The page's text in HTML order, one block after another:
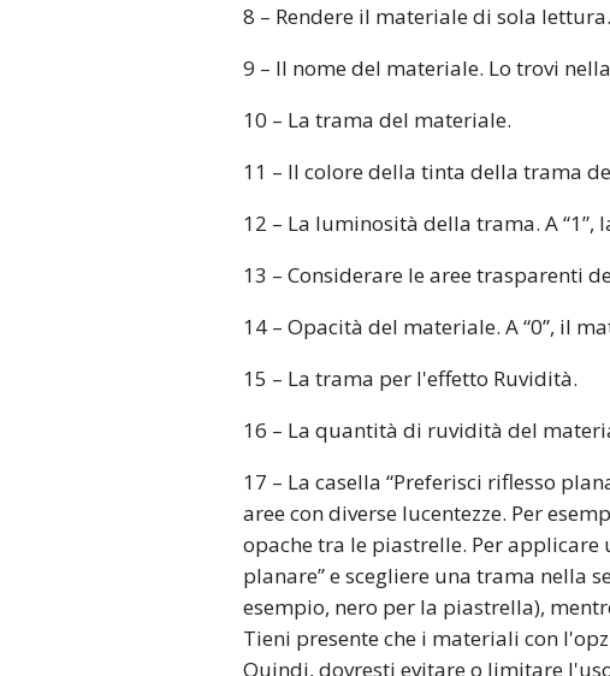
8 – Rendere il materiale di sola
9 – Il nome del materiale. Lo trovi nella
10 – La trama del materiale.
11 – Il colore della tinta della trama
12 – La luminosità della trama. A “1”,
13 – Considerare le aree trasparenti
14 – Opacità del materiale. A “0”, il
15 – La trama per l'effetto Ruvidità.
16 – La quantità di ruvidità del
17 – La casella “Preferisci riflesso
aree con diverse lucentezze. Per
opache tra le piastrelle. Per applicare
planare” e scegliere una trama nella
esempio, nero per la piastrella),
Tieni presente che i materiali con
Quindi, dovresti evitare o limitare